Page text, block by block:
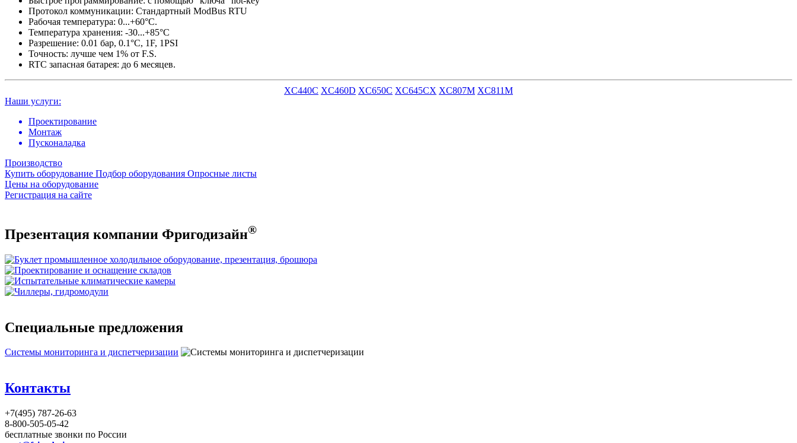
Протокол коммуникации: Стандартный ModBus RTU
Рабочая температура: 0...+60°C.
Температура хранения: -30...+85°C
Разрешение: 0.01 бар, 0.1°C, 1F, 1PSI
Точность: лучше чем 1% от F.S.
RTC запасная батарея: до 6 месяцев.
XC440C XC460D XС650С XC645CX XC807M XC811M
Наши услуги:
Проектирование
Монтаж
Пусконаладка
Производство
Купить оборудование Подбор оборудования Опросные листы
Цены на оборудование
Регистрация на сайте
Презентация компании Фригодизайн®
Специальные предложения
Системы мониторинга и диспетчеризации
Контакты
+7(495) 787-26-63
8-800-505-05-42
бесплатные звонки по России